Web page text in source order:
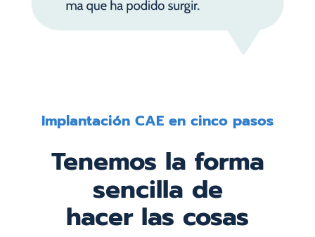
Implantación CAE en cinco pasos
Tenemos la forma
sencilla de
hacer las cosas